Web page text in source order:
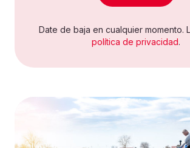
Date de baja en cualquier momento.
política de privacidad.